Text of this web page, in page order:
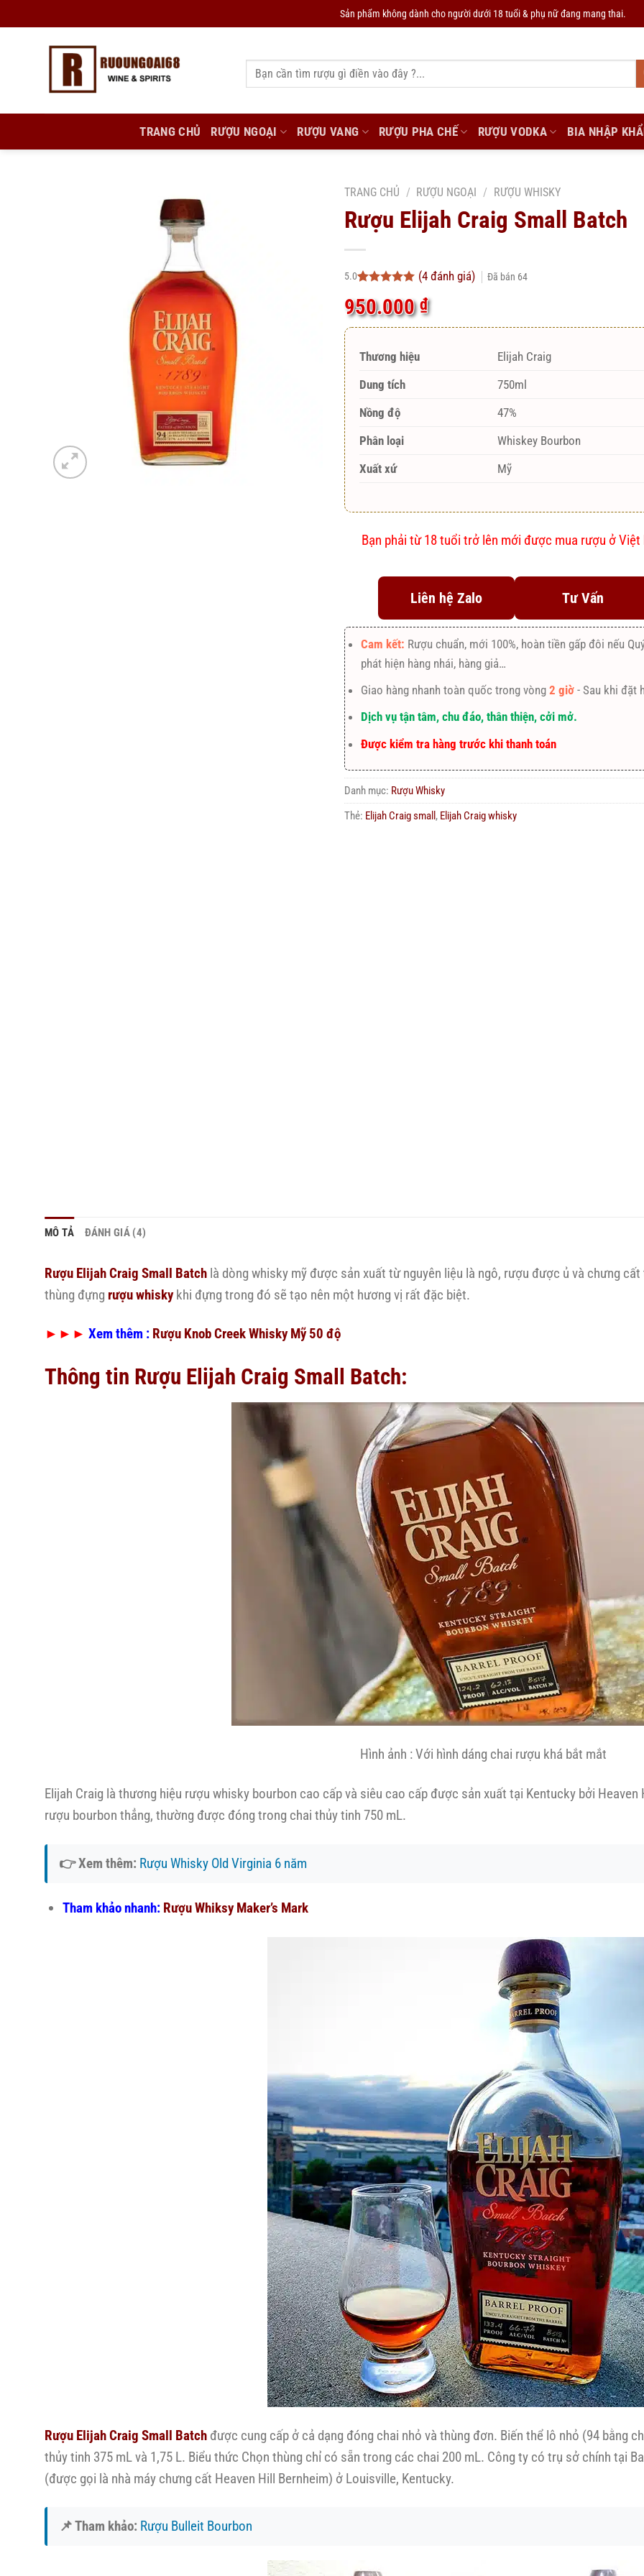
qua
Sản phẩm không dành cho người dưới 18 tuổi & phụ nữ đang mang thai.
Tìm
kiếm:
TRANG CHỦ RƯỢU NGOẠI RƯỢU VANG RƯỢU PHA CHẾ RƯỢU VODKA BIA NHẬP
TRANG CHỦ / RƯỢU NGOẠI / RƯỢU WHISKY
Rượu Elijah Craig Small Batch
5.0
dựa trên
đánh giá
(4đánh giá) Đã bán 64
950.000₫
Thương hiệu
Elijah Craig
Dung tích
750ml
Nồng độ
47%
Phân loại
Whiskey Bourbon
Xuất xứ
Mỹ
Bạn phải từ 18 tuổi trở lên mới được mua rượu ở Việt
Liên hệ Zalo Tư Vấn
Cam kết: Rượu chuẩn, mới 100%, hoàn tiền gấp đôi nếu
phát hiện hàng nhái, hàng giả…
Giao hàng nhanh toàn quốc trong vòng 2 giờ- Sau khi đặt
Dịch vụ tận tâm, chu đáo, thân thiện, cởi mở.
Được kiểm tra hàng trước khi thanh toán
Danh mục: Rượu Whisky
Thẻ: Elijah Craig small , Elijah Craig whisky
MÔ TẢ ĐÁNH GIÁ (4)
Rượu Elijah Craig Small Batch là dòng whisky mỹ được sản xuất từ nguyên liệu là ngô, rượu được ủ và chưng
thùng đựng rượu whiskykhi đựng trong đó sẽ tạo nên một hương vị rất đặc biệt.
►►► Xem thêm : Rượu Knob Creek Whisky Mỹ 50 độ
Thông tin Rượu Elijah Craig Small Batch:
Hình ảnh : Với hình dáng chai rượu khá bắt mắt
Elijah Craig là thương hiệu rượu whisky bourbon cao cấp và siêu cao cấp được sản xuất tại Kentucky bởi
rượu bourbon thẳng, thường được đóng trong chai thủy tinh 750 mL.
👉 Xem thêm: Rượu Whisky Old Virginia 6 năm
Tham khảo nhanh: Rượu Whiksy Maker’s Mark
Rượu Elijah Craig Small Batch được cung cấp ở cả dạng đóng chai nhỏ và thùng đơn. Biến thể lô nhỏ (94 bằng
thủy tinh 375 mL và 1,75 L. Biểu thức Chọn thùng chỉ có sẵn trong các chai 200 mL. Công ty có trụ sở chính tại
(được gọi là nhà máy chưng cất Heaven Hill Bernheim) ở Louisville, Kentucky.
📌 Tham khảo: Rượu Bulleit Bourbon